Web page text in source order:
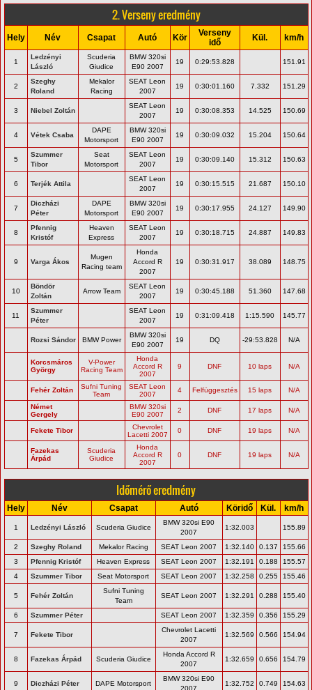
2. Verseny eredmény
Hely Név Csapat Autó Kör
Verseny
idő
Kül. km/h
1
Ledzényi
László
Scuderia
Giudice
BMW 320si
E90 2007
19 0:29:53.828 151.91
2
Szeghy
Roland
Mekalor
Racing
SEAT Leon
2007
19 0:30:01.160 7.332 151.29
3 Niebel Zoltán
SEAT Leon
2007
19 0:30:08.353 14.525 150.69
4 Vétek Csaba
DAPE
Motorsport
BMW 320si
E90 2007
19 0:30:09.032 15.204 150.64
5
Szummer
Tibor
Seat
Motorsport
SEAT Leon
2007
19 0:30:09.140 15.312 150.63
6 Terjék Attila
SEAT Leon
2007
19 0:30:15.515 21.687 150.10
7
Diczházi
Péter
DAPE
Motorsport
BMW 320si
E90 2007
19 0:30:17.955 24.127 149.90
8
Pfennig
Kristóf
Heaven
Express
SEAT Leon
2007
19 0:30:18.715 24.887 149.83
9 Varga Ákos
Mugen
Racing team
Honda
Accord R
2007
19 0:30:31.917 38.089 148.75
10
Böndör
Zoltán
Arrow Team
SEAT Leon
2007
19 0:30:45.188 51.360 147.68
11
Szummer
Péter
SEAT Leon
2007
19 0:31:09.418 1:15.590 145.77
Rozsi Sándor BMW Power
BMW 320si
E90 2007
19 DQ -29:53.828 N/A
Korcsmáros
György
V-Power
Racing Team
Honda
Accord R
2007
9 DNF 10 laps N/A
Fehér Zoltán
Sufni Tuning
Team
SEAT Leon
2007
4 Felfüggesztés 15 laps N/A
Német
Gergely
BMW 320si
E90 2007
2 DNF 17 laps N/A
Fekete Tibor
Chevrolet
Lacetti 2007
0 DNF 19 laps N/A
Fazekas
Árpád
Scuderia
Giudice
Honda
Accord R
2007
0 DNF 19 laps N/A
Időmérő eredmény
Hely Név Csapat Autó Köridő Kül. km/h
1 Ledzényi László Scuderia Giudice
BMW 320si E90
2007
1:32.003 155.89
2 Szeghy Roland Mekalor Racing SEAT Leon 2007 1:32.140 0.137
155.66
3
Pfennig Kristóf Heaven Express SEAT Leon 2007 1:32.191 0.188
155.57
4
Szummer Tibor Seat Motorsport SEAT Leon 2007 1:32.258 0.255 155.46
5 Fehér Zoltán
Sufni Tuning
Team
SEAT Leon 2007 1:32.291 0.288 155.40
6 Szummer Péter SEAT Leon 2007 1:32.359 0.356 155.29
7 Fekete Tibor
Chevrolet Lacetti
2007
1:32.569 0.566 154.94
8 Fazekas Árpád Scuderia Giudice
Honda Accord R
2007
1:32.659 0.656 154.79
9 Diczházi Péter DAPE Motorsport
BMW 320si E90
2007
1:32.752 0.749 154.63